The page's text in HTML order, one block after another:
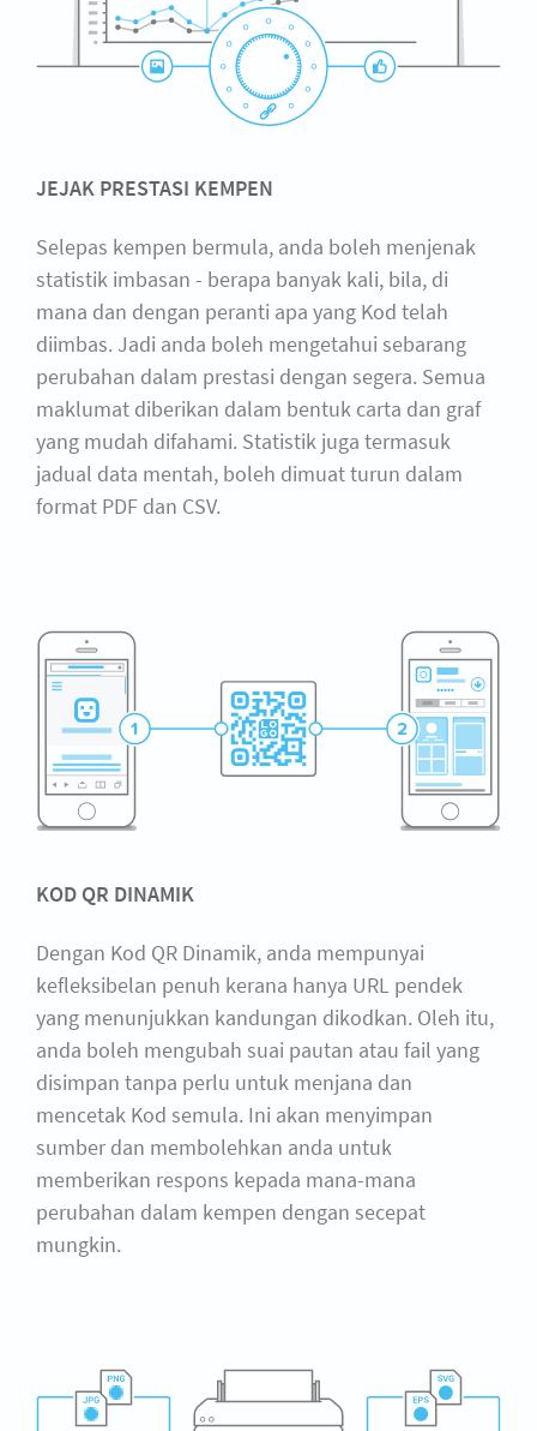
JEJAK PRESTASI KEMPEN
Selepas kempen bermula, anda boleh menjenak
statistik imbasan - berapa banyak kali, bila, di
mana dan dengan peranti apa yang Kod telah
diimbas. Jadi anda boleh mengetahui sebarang
perubahan dalam prestasi dengan segera. Semua
maklumat diberikan dalam bentuk carta dan graf
yang mudah difahami. Statistik juga termasuk
jadual data mentah, boleh dimuat turun dalam
format PDF dan CSV.
KOD QR DINAMIK
Dengan Kod QR Dinamik, anda mempunyai
kefleksibelan penuh kerana hanya URL pendek
yang menunjukkan kandungan dikodkan. Oleh itu,
anda boleh mengubah suai pautan atau fail yang
disimpan tanpa perlu untuk menjana dan
mencetak Kod semula. Ini akan menyimpan
sumber dan membolehkan anda untuk
memberikan respons kepada mana-mana
perubahan dalam kempen dengan secepat
mungkin.